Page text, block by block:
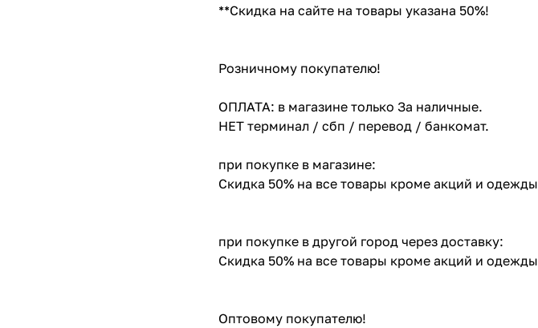
**Скидка на сайте на товары указана 50%!
Розничному покупателю!
ОПЛАТА: в магазине только За наличные.
НЕТ терминал / сбп / перевод / банкомат.
при покупке в магазине:
Скидка 50% на все товары кроме акций и одежды
при покупке в другой город через доставку:
Скидка 50% на все товары кроме акций и одежды
Оптовому покупателю!